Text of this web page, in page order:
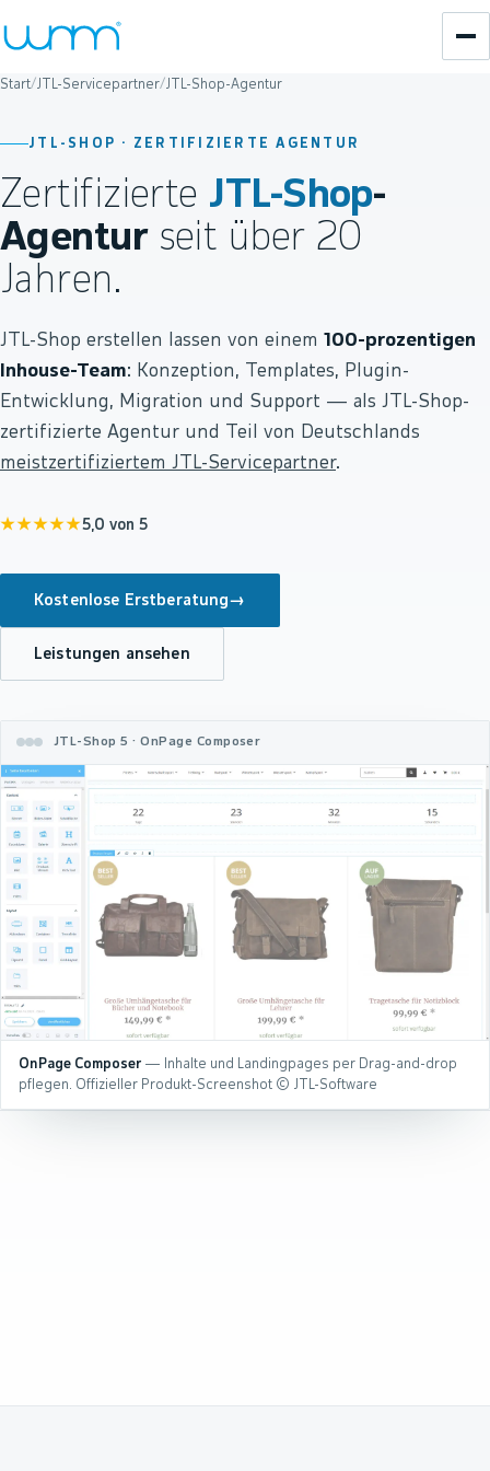
Start/JTL-Servicepartner/JTL-Shop-Agentur
JTL-SHOP · ZERTIFIZIERTE AGENTUR
Zertifizierte JTL-Shop-
Agentur seit über 20
Jahren.
JTL-Shop erstellen lassen von einem 100-prozentigen
Inhouse-Team: Konzeption, Templates, Plugin-
Entwicklung, Migration und Support — als JTL-Shop-
zertifizierte Agentur und Teil von Deutschlands
meistzertifiziertem JTL-Servicepartner.
★★★★★5,0 von 5
Kostenlose Erstberatung→
Leistungen ansehen
JTL-Shop 5 · OnPage Composer
OnPage Composer — Inhalte und Landingpages per Drag-and-drop
pflegen. Offizieller Produkt-Screenshot © JTL-Software